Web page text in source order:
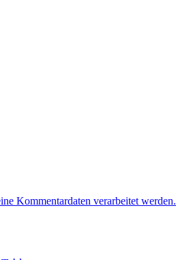
Kommentardaten verarbeitet werden.